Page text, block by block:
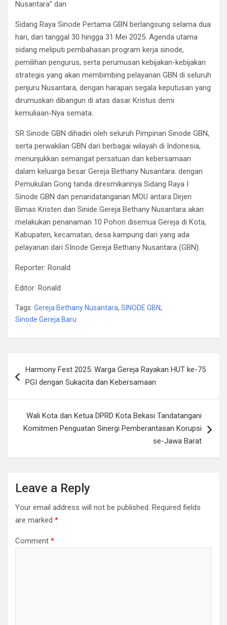
Nusantara” dan
Sidang Raya Sinode Pertama GBN berlangsung selama dua
hari, dari tanggal 30 hingga 31 Mei 2025. Agenda utama
sidang meliputi pembahasan program kerja sinode,
pemilihan pengurus, serta perumusan kebijakan-kebijakan
strategis yang akan membimbing pelayanan GBN di seluruh
penjuru Nusantara, dengan harapan segala keputusan yang
dirumuskan dibangun di atas dasar Kristus demi
kemuliaan-Nya semata.
SR Sinode GBN dihadiri oleh seluruh Pimpinan Sinode GBN,
serta perwakilan GBN dari berbagai wilayah di Indonesia,
menunjukkan semangat persatuan dan kebersamaan
dalam keluarga besar Gereja Bethany Nusantara. dengan
Pemukulan Gong tanda diresmikannya Sidang Raya I
Sinode GBN dan penandatanganan MOU antara Dirjen
Bimas Kristen dan Sinide Gereja Bethany Nusantara akan
melakukan penanaman 10 Pohon disemua Gereja di Kota,
Kabupaten, kecamatan, desa kampung dari yang ada
pelayanan dari SInode Gereja Bethany Nusantara (GBN).
Reporter: Ronald
Editor: Ronald
Tags: Gereja Bethany Nusantara, SINODE GBN,
Sinode Gereja Baru
navigation
Harmony Fest 2025: Warga Gereja Rayakan HUT ke-75
PGI dengan Sukacita dan Kebersamaan
Wali Kota dan Ketua DPRD Kota Bekasi Tandatangani
Komitmen Penguatan Sinergi Pemberantasan Korupsi
se-Jawa Barat
Leave a Reply
Your email address will not be published. Required fields
are marked *
Comment *